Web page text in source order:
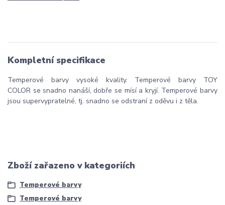
Kompletní specifikace
Temperové barvy vysoké kvality. Temperové barvy TOY
COLOR se snadno nanáší, dobře se mísí a kryjí. Temperové barvy
jsou supervypratelné, tj. snadno se odstraní z oděvu i z těla.
Zboží zařazeno v kategoriích
Temperové barvy
Temperové barvy